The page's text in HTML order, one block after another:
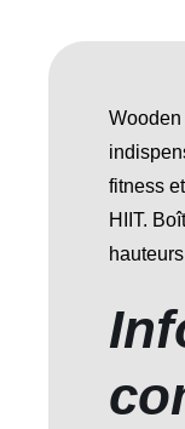
fitness
HIIT.